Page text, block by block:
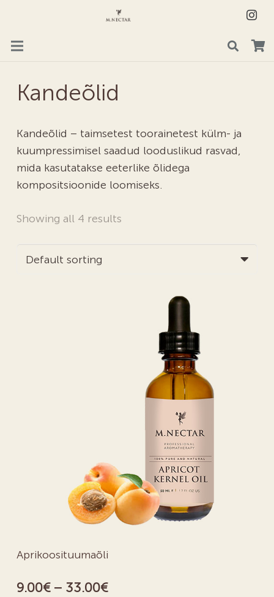
Kandeõlid
Kandeõlid – taimsetest toorainetest külm- ja
kuumpressimisel saadud looduslikud rasvad,
mida kasutatakse eeterlike õlidega
kompositsioonide loomiseks.
Showing all 4 results
Aprikoosituumaõli
9.00€– 33.00€